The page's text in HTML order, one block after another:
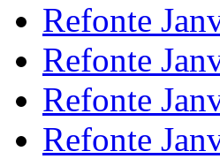
Refonte
Refonte
Refonte
Refonte